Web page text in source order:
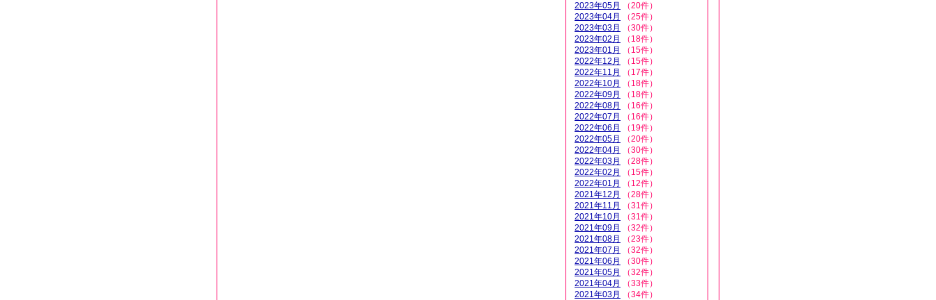
2023年05月
（20件）
2023年04月
（25件）
2023年03月
（30件）
2023年02月
（18件）
2023年01月
（15件）
2022年12月
（15件）
2022年11月
（17件）
2022年10月
（18件）
2022年09月
（18件）
2022年08月
（16件）
2022年07月
（16件）
2022年06月
（19件）
2022年05月
（20件）
2022年04月
（30件）
2022年03月
（28件）
2022年02月
（15件）
2022年01月
（12件）
2021年12月
（28件）
2021年11月
（31件）
2021年10月
（31件）
2021年09月
（32件）
2021年08月
（23件）
2021年07月
（32件）
2021年06月
（30件）
2021年05月
（32件）
2021年04月
（33件）
2021年03月
（34件）